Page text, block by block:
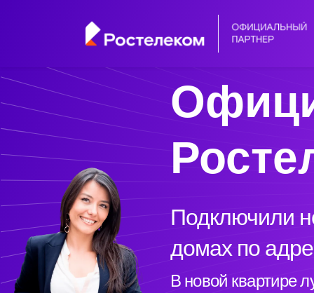
Подключили
домах по
В новой квартире